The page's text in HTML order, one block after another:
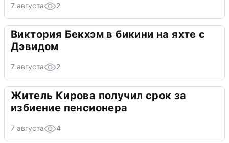
7 августа 2
Виктория Бекхэм в бикини на яхте с
Дэвидом
7 августа 2
Житель Кирова получил срок за
избиение пенсионера
7 августа 4